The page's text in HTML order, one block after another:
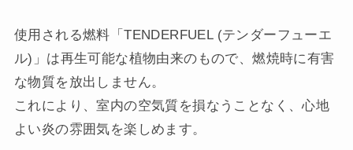
使用される燃料「TENDERFUEL (テンダーフューエ
ル)」は再生可能な植物由来のもので、燃焼時に有害
な物質を放出しません。
これにより、室内の空気質を損なうことなく、心地
よい炎の雰囲気を楽しめます。